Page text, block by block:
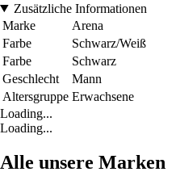
Zusätzliche Informationen
Marke
Arena
Farbe
Schwarz/Weiß
Farbe
Schwarz
Geschlecht
Mann
Altersgruppe Erwachsene
Loading...
Loading...
Alle unsere Marken